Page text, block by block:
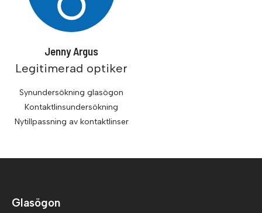
Jenny Argus
Legitimerad optiker
Synundersökning glasögon
Kontaktlinsundersökning
Nytillpassning av kontaktlinser
Glasögon